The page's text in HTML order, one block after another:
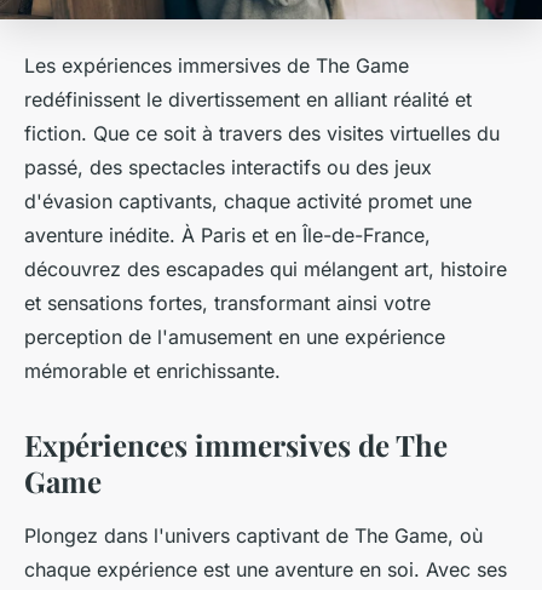
Les expériences immersives de The Game
redéfinissent le divertissement en alliant réalité et
fiction. Que ce soit à travers des visites virtuelles du
passé, des spectacles interactifs ou des jeux
d'évasion captivants, chaque activité promet une
aventure inédite. À Paris et en Île-de-France,
découvrez des escapades qui mélangent art, histoire
et sensations fortes, transformant ainsi votre
perception de l'amusement en une expérience
mémorable et enrichissante.
Expériences immersives de The
Game
Plongez dans l'univers captivant de The Game, où
chaque expérience est une aventure en soi. Avec ses